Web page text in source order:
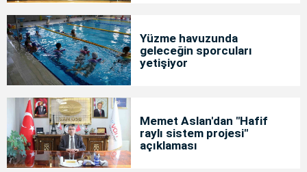
Yüzme havuzunda
geleceğin sporcuları
yetişiyor
Memet Aslan'dan "Hafif
raylı sistem projesi"
açıklaması